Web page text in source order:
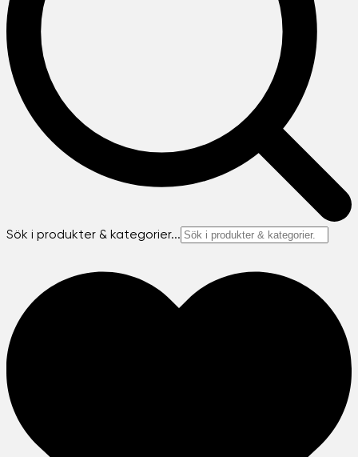
Sök i produkter & kategorier...